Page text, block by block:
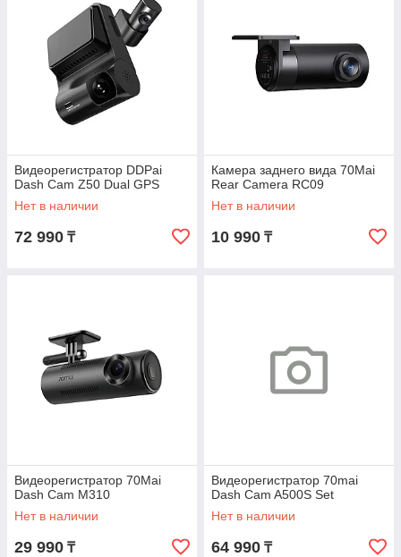
Видеорегистратор DDPai
Dash Cam Z50 Dual GPS
Нет в наличии
72 990 ₸
Камера заднего вида 70Mai
Rear Camera RC09
Нет в наличии
10 990 ₸
Видеорегистратор 70Mai
Dash Cam M310
Нет в наличии
29 990 ₸
Видеорегистратор 70mai
Dash Cam A500S Set
Нет в наличии
64 990 ₸